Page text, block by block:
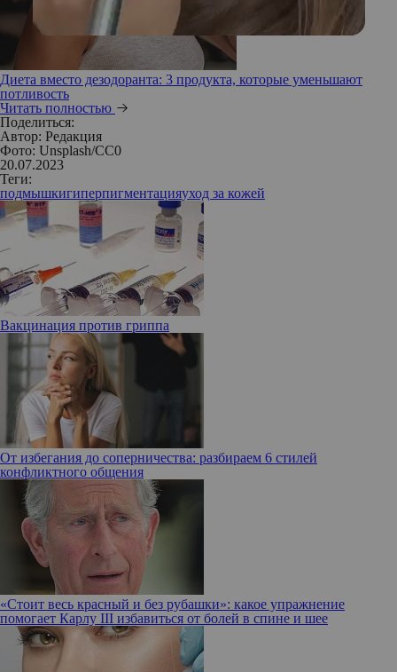
Диета вместо дезодоранта: 3 продукта, которые уменьшают
потливость
Читать полностью
Поделиться:
Автор: Редакция
Фото: Unsplash/СС0
20.07.2023
Теги:
подмышкигиперпигментацияуход за кожей
Вакцинация против гриппа
От избегания до соперничества: разбираем 6 стилей
конфликтного общения
«Стоит весь красный и без рубашки»: какое упражнение
помогает Карлу III избавиться от болей в спине и шее